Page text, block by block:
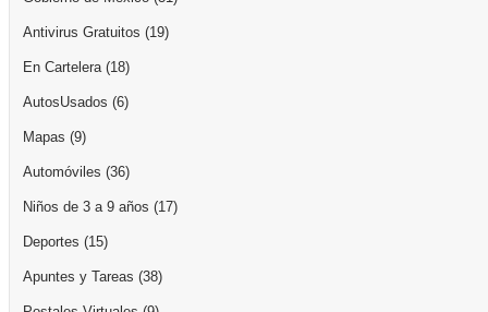
Antivirus Gratuitos (19)
En Cartelera(18)
AutosUsados (6)
Mapas (9)
Automóviles (36)
Niños de 3 a 9 años (17)
Deportes (15)
Apuntes y Tareas (38)